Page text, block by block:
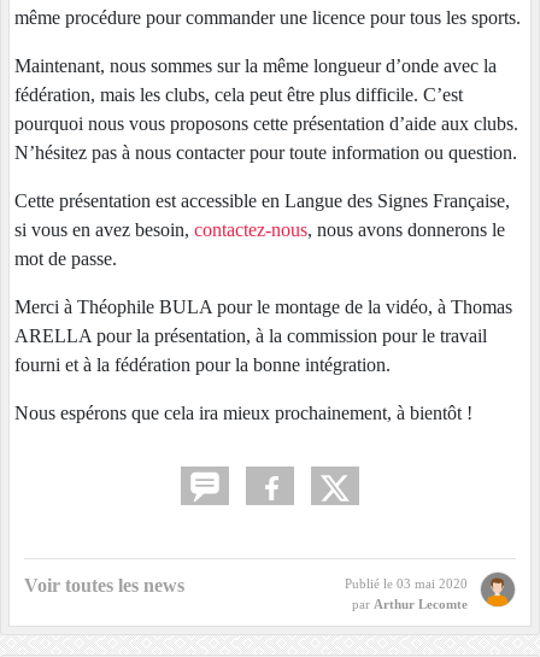
même procédure pour commander une licence pour tous les sports.
Maintenant, nous sommes sur la même longueur d’onde avec la
fédération, mais les clubs, cela peut être plus difficile. C’est
pourquoi nous vous proposons cette présentation d’aide aux clubs.
N’hésitez pas à nous contacter pour toute information ou question.
Cette présentation est accessible en Langue des Signes Française,
si vous en avez besoin, contactez-nous, nous avons donnerons le
mot de passe.
Merci à Théophile BULA pour le montage de la vidéo, à Thomas
ARELLA pour la présentation, à la commission pour le travail
fourni et à la fédération pour la bonne intégration.
Nous espérons que cela ira mieux prochainement, à bientôt !
Voir toutes les news Publié le 03 mai 2020
par Arthur Lecomte